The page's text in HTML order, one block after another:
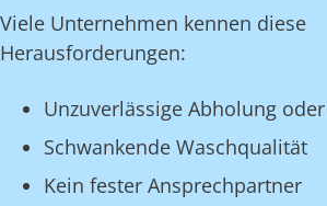
Viele Unternehmen kennen diese
Herausforderungen:
Unzuverlässige Abholung
Schwankende Waschqualität
Kein fester Ansprechpartner